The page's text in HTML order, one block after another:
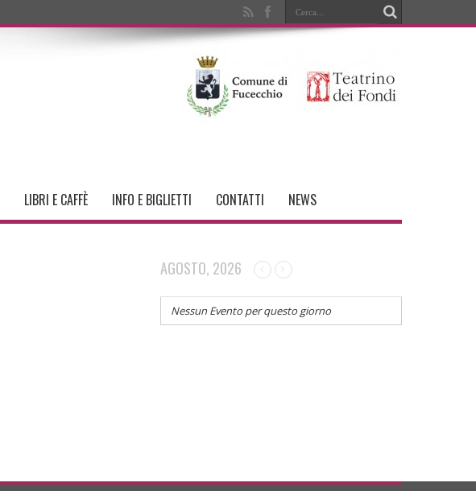
LIBRI E CAFFÈ INFO E BIGLIETTI CONTATTI NEWS
AGOSTO, 2026
Nessun Evento per questo giorno